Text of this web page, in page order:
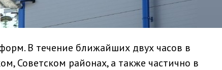
В течение ближайших двух часов в
Советском районах, а также частично в